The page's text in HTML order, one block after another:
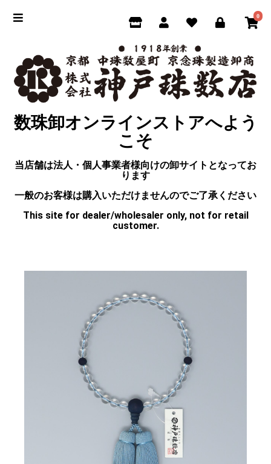
0
数珠卸オンラインストアへよう
こそ
当店舗は法人・個人事業者様向けの卸サイトとなってお
ります
一般のお客様は購入いただけませんのでご了承ください
This site for dealer/wholesaler only, not for retail
customer.